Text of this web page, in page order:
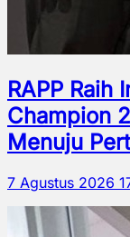
RAPP Raih
Champion
Menuju
7 Agustus 2026